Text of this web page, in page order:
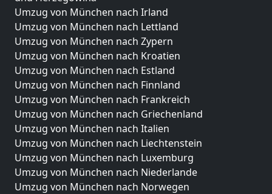
Umzug von München nach Irland
Umzug von München nach Lettland
Umzug von München nach Zypern
Umzug von München nach Kroatien
Umzug von München nach Estland
Umzug von München nach Finnland
Umzug von München nach Frankreich
Umzug von München nach Griechenland
Umzug von München nach Italien
Umzug von München nach Liechtenstein
Umzug von München nach Luxemburg
Umzug von München nach Niederlande
Umzug von München nach Norwegen